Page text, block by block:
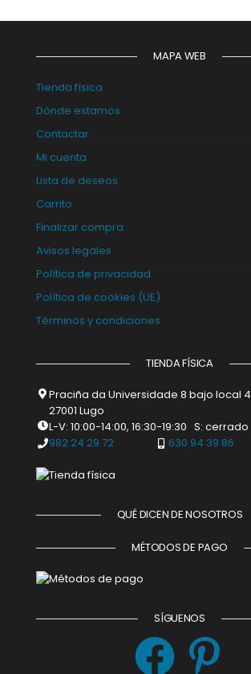
MAPA WEB
Tienda física
Dónde estamos
Contactar
Mi cuenta
Lista de deseos
Carrito
Finalizar compra
Avisos legales
Política de privacidad
Política de cookies (UE)
Términos y condiciones
TIENDA FÍSICA
Praciña da Universidade 8 bajo local 4
27001 Lugo
L-V: 10:00-14:00, 16:30-19:30 S: cerrado
982 24 29 72
630 94 39 86
QUÉ DICEN DE NOSOTROS
MÉTODOS DE PAGO
SÍGUENOS